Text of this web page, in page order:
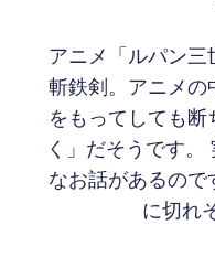
アニメ「ルパン三
斬鉄剣。アニメの
をもってしても
く」だそうです。
なお話があるの
に切れ